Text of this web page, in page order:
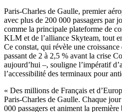
Paris-Charles de Gaulle, premier
avec plus de 200 000 passagers par
comme la principale plateforme de
KLM et de l’alliance Skyteam, tout
Ce constat, qui révèle une
passant de 2 à 2,5 % avant la crise
aujourd’hui –, souligne l’impératif
l’accessibilité des terminaux pour
« Des millions de Français et
Paris-Charles de Gaulle. Chaque
000 passagers et animent la première